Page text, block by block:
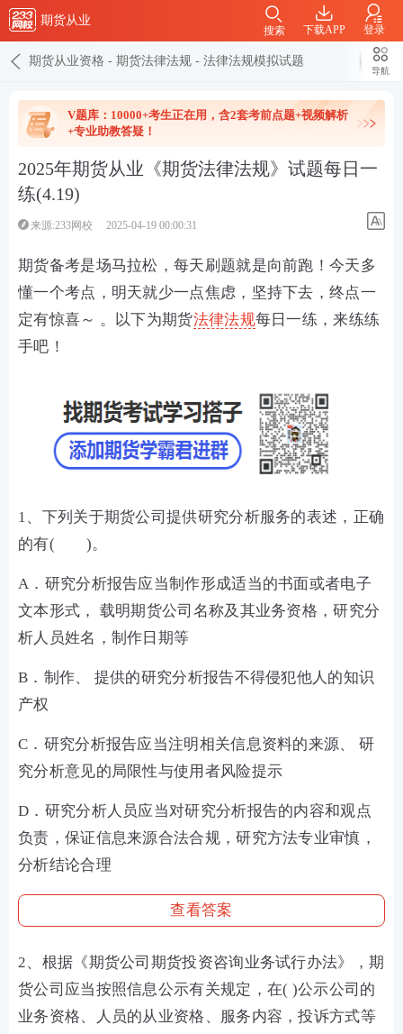
期货从业
下载APP 登录
搜索
期货从业资格 - 期货法律法规 - 法律法规模拟试题
导航
V题库：10000+考生正在用，含2套考前点题+视频解析
+专业助教答疑！
2025年期货从业《期货法律法规》试题每日一
练(4.19)
来源:233网校 2025-04-19 00:00:31
期货备考是场马拉松，每天刷题就是向前跑！今天多
懂一个考点，明天就少一点焦虑，坚持下去，终点一
定有惊喜～ 。以下为期货法律法规每日一练，来练练
手吧！
1、下列关于期货公司提供研究分析服务的表述，正确
的有( )。
A．研究分析报告应当制作形成适当的书面或者电子
文本形式， 载明期货公司名称及其业务资格，研究分
析人员姓名，制作日期等
B．制作、 提供的研究分析报告不得侵犯他人的知识
产权
C．研究分析报告应当注明相关信息资料的来源、 研
究分析意见的局限性与使用者风险提示
D．研究分析人员应当对研究分析报告的内容和观点
负责，保证信息来源合法合规，研究方法专业审慎，
分析结论合理
查看答案
2、根据《期货公司期货投资咨询业务试行办法》，期
货公司应当按照信息公示有关规定，在( )公示公司的
业务资格、人员的从业资格、服务内容，投诉方式等